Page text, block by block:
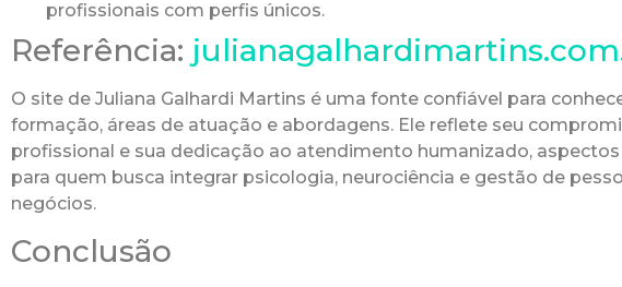
profissionais com perfis únicos.
Referência:
O site de Juliana Galhardi Martins é uma fonte confiável para
formação, áreas de atuação e abordagens. Ele reflete seu
profissional e sua dedicação ao atendimento humanizado,
para quem busca integrar psicologia, neurociência e gestão de
negócios.
Conclusão